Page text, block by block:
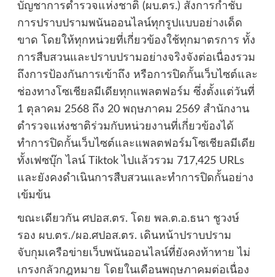
บัญชาการตำรวจแห่งชาติ (ผบ.ตร.) สั่งการกำชับ
การปราบปรามพนันออนไลน์ทุกรูปแบบอย่างเด็ด
ขาด โดยให้ทุกหน่วยที่เกี่ยวข้องใช้ทุกมาตรการ ทั้ง
การสืบสวนและปราบปรามอย่างจริงจังต่อเนื่องรวม
ถึงการป้องกันการเข้าถึง หรือการปิดกั้นเว็บไซต์และ
ช่องทางโซเชียลมีเดียทุกแพลตฟอร์ม ซึ่งตั้งแต่วันที่
1 ตุลาคม 2568 ถึง 20 พฤษภาคม 2569 สำนักงาน
ตำรวจแห่งชาติร่วมกับหน่วยงานที่เกี่ยวข้องได้
ทำการปิดกั้นเว็บไซต์และแพลตฟอร์มโซเชียลมีเดีย
ทั้งเฟซบุ๊ก ไลน์ Tiktok ไปแล้วรวม 717,425 URLs
และยังคงดำเนินการสืบสวนและทำการปิดกั้นอย่าง
เข้มข้น
ขณะเดียวกัน ศปอส.ตร. โดย พล.ต.อ.ธนา ชูวงษ์
รอง ผบ.ตร./ผอ.ศปอส.ตร. เดินหน้าปราบปราม
จับกุมเครือข่ายเว็บพนันออนไลน์ที่ยังคงท้าทาย ไม่
เกรงกลัวกฎหมาย โดยในเดือนพฤษภาคมต่อเนื่อง